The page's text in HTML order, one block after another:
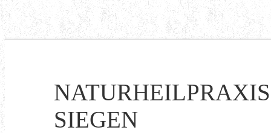
SIEGEN